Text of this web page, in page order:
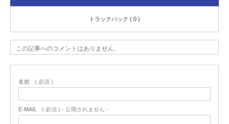
トラックバック ( 0 )
この記事へのコメントはありません。
名前 ( 必須 )
E-MAIL ( 必須 ) - 公開されません -